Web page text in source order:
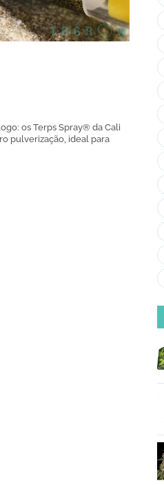
os Terps Spray® da Cali
pulverização, ideal para